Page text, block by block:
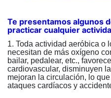
Te presentamos algunos
practicar cualquier
1. Toda actividad aeróbica o
necesitan de más oxígeno
bailar, pedalear, etc.,
cardiovascular, disminuyen
mejoran la circulación, lo
ataques cardíacos y